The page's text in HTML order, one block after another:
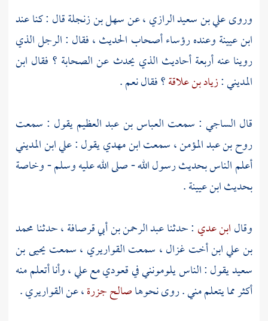
وروىعلي بن سعيد الرازي، عنسهل بن زنجلةقال : كنا عند
ابن عيينةوعنده رؤساء أصحاب الحديث ، فقال : الرجل الذي
روينا عنه أربعة أحاديث الذي يحدث عن الصحابة ؟ فقال ابن
المديني:زياد بن علاقة؟ فقال نعم .
قال الساجي : سمعت العباس بن عبد العظيميقول : سمعت
روح بن عبد المؤمن، سمعتابن مهدييقول :علي ابن المديني
أعلم الناس بحديث رسول الله - صلى الله عليه وسلم - وخاصة
بحديث ابنعيينة.
وقالابن عدي : حدثناعبد الرحمن بن أبي قرصافة، حدثنامحمد
بن علي ابن أخت غزال، سمعتالقواريري ، سمعتيحيى بن
سعيديقول : الناس يلومونني في قعودي مع علي ، وأنا أتعلم منه
أكثر مما يتعلم مني . روى نحوهاصالح جزرة، عنالقواريري.